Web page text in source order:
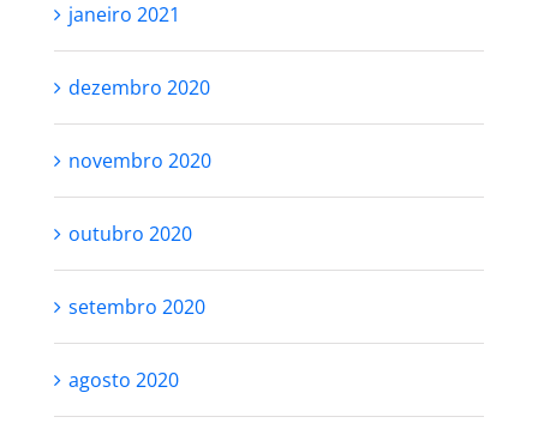
janeiro 2021
dezembro 2020
novembro 2020
outubro 2020
setembro 2020
agosto 2020